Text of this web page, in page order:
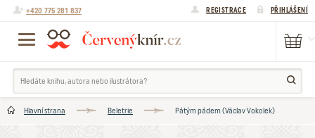
+420 775 281 837 REGISTRACE PŘIHLÁŠENÍ
Hlavní strana Beletrie Pátým pádem (Václav Vokolek)